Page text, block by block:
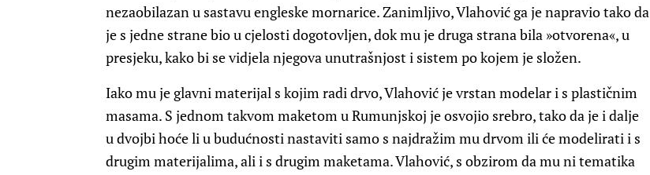
nezaobilazan u sastavu engleske mornarice. Zanimljivo, Vlahović ga je napravio tako da
je s jedne strane bio u cjelosti dogotovljen, dok mu je druga strana bila »otvorena«, u
presjeku, kako bi se vidjela njegova unutrašnjost i sistem po kojem je složen.
Iako mu je glavni materijal s kojim radi drvo, Vlahović je vrstan modelar i s plastičnim
masama. S jednom takvom maketom u Rumunjskoj je osvojio srebro, tako da je i dalje
u dvojbi hoće li u budućnosti nastaviti samo s najdražim mu drvom ili će modelirati i s
drugim materijalima, ali i s drugim maketama. Vlahović, s obzirom da mu ni tematika